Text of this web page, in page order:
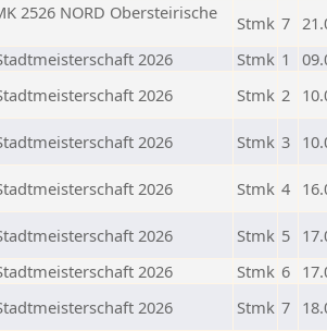
2526 NORD Obersteirische
Stmk 7
2026 Stmk 1
2026 Stmk 2
2026 Stmk 3
2026 Stmk 4
2026 Stmk 5
2026 Stmk 6
2026 Stmk 7